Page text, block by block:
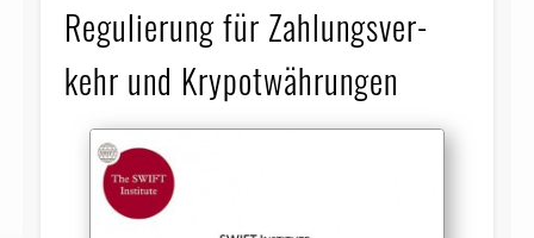
Regulierung für Zahlungsver­
kehr und Krypotwährungen